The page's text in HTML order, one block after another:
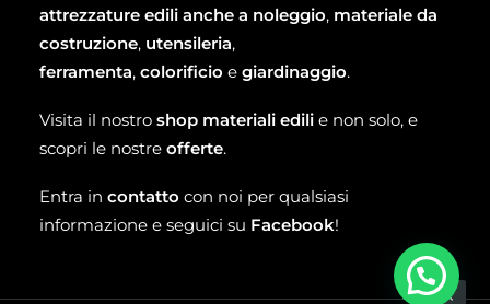
attrezzature edili anche a noleggio, materiale da
costruzione, utensileria,
ferramenta, colorificio e giardinaggio.
Visita il nostro shop materiali edili e non solo, e
scopri le nostre offerte.
Entra in contatto con noi per qualsiasi
informazione e seguici su Facebook!